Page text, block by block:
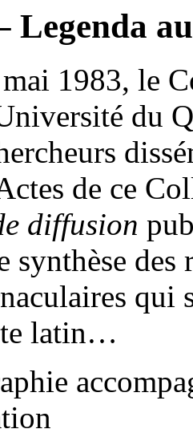
Legenda
1983, le
du
de ce
diffusion
synthèse des
qui
latin…